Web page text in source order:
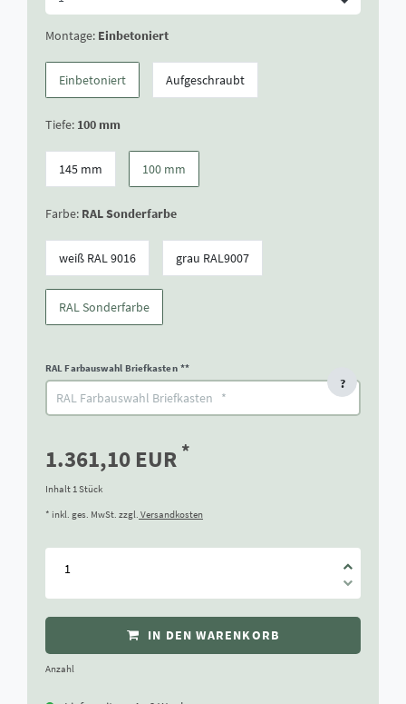
Montage: Einbetoniert
Einbetoniert Aufgeschraubt
Tiefe: 100 mm
145 mm 100 mm
Farbe: RAL Sonderfarbe
weiß RAL 9016 grau RAL9007
RAL Sonderfarbe
RAL Farbauswahl Briefkasten **
?
1.361,10 EUR *
Inhalt 1Stück
* inkl. ges. MwSt. zzgl. Versandkosten
IN DEN WARENKORB
Anzahl